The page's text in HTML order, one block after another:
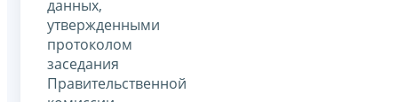
данных,
утвержденными
протоколом
заседания
Правительственной